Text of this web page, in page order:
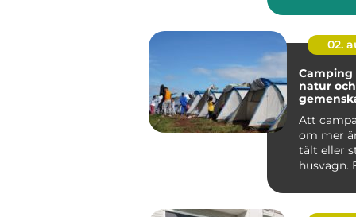
...
02.
Camping frihet,
natur och
Att
om mer
tält eller
husvagn.